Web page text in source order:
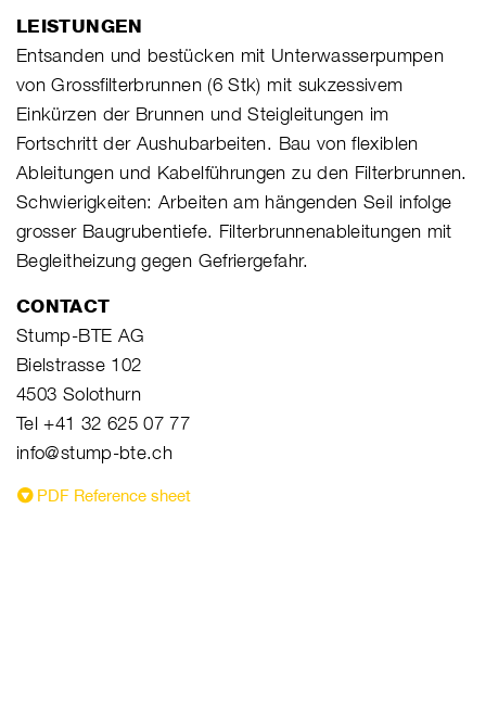
LEISTUNGEN
Entsanden und bestücken mit Unterwasserpumpen
von Grossfilterbrunnen (6 Stk) mit sukzessivem
Einkürzen der Brunnen und Steigleitungen im
Fortschritt der Aushubarbeiten. Bau von flexiblen
Ableitungen und Kabelführungen zu den Filterbrunnen.
Schwierigkeiten: Arbeiten am hängenden Seil infolge
grosser Baugrubentiefe. Filterbrunnenableitungen mit
Begleitheizung gegen Gefriergefahr.
CONTACT
Stump-BTE AG
Bielstrasse 102
4503 Solothurn
Tel +41 32 625 07 77
info@stump-bte.ch
PDF Reference sheet